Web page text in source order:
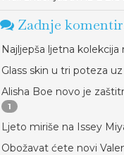
Zadnje
Najljepša ljetna
Glass skin u tri poteza
Alisha Boe novo je
1
Ljeto miriše na Issey
Obožavat ćete novi